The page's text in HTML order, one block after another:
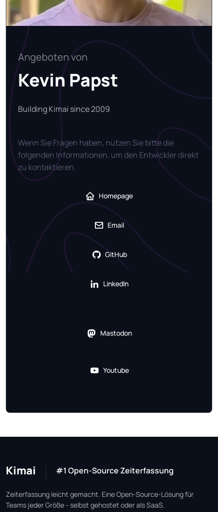
Angeboten von
Kevin Papst
Building Kimai since 2009
Wenn Sie Fragen haben, nutzen Sie bitte die
folgenden Informationen, um den Entwickler direkt
zu kontaktieren.
Homepage
Email
GitHub
LinkedIn
Mastodon
Youtube
Kimai #1 Open-Source Zeiterfassung
Zeiterfassung leicht gemacht. Eine Open-Source-Lösung für
Teams jeder Größe - selbst gehostet oder als SaaS.